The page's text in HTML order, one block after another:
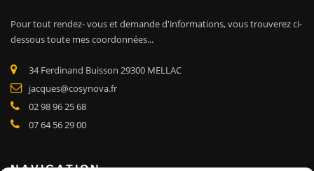
Pour tout rendez- vous et demande d'informations, vous trouverez ci-
dessous toute mes coordonnées...
34 Ferdinand Buisson 29300 MELLAC
jacques@cosynova.fr
02 98 96 25 68
07 64 56 29 00